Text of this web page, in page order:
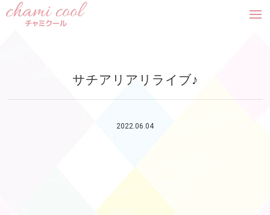
サチアリアリライブ♪
2022.06.04